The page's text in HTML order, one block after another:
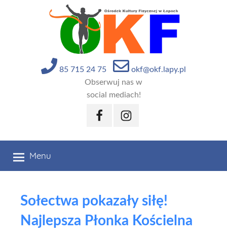
85 715 24 75
okf@okf.lapy.pl
Obserwuj nas w
social mediach!
FacebookInstagram
Menu
Sołectwa pokazały siłę!
Najlepsza Płonka Kościelna